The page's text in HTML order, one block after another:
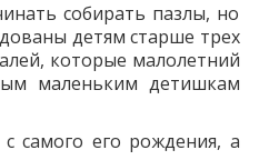
собирать пазлы, но
детям старше трех
которые малолетний
маленьким детишкам
самого его рождения, а